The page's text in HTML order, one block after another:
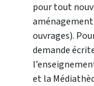
pour tout
ouvrages).
demande
et la